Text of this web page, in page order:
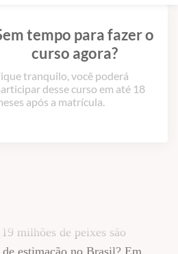
tempo para fazer o
curso agora?
tranquilo, você poderá
desse curso em até 18
após a matrícula.
milhões de peixes são
estimação no Brasil? Em